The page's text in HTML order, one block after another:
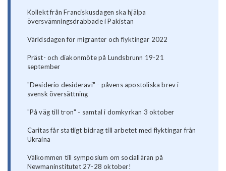
Kollekt från Franciskusdagen ska hjälpa
översvämningsdrabbade i Pakistan
Världsdagen för migranter och flyktingar 2022
Präst- och diakonmöte på Lundsbrunn 19-21
september
"Desiderio desideravi" - påvens apostoliska brev i
svensk översättning
"På väg till tron" - samtal i domkyrkan 3 oktober
Caritas får statligt bidrag till arbetet med flyktingar från
Ukraina
Välkommen till symposium om socialläran på
Newmaninstitutet 27-28 oktober!